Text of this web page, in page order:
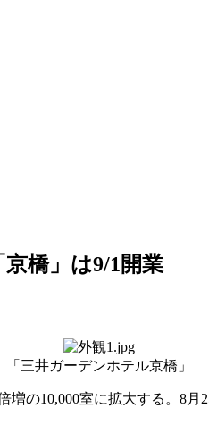
橋」は9/1開業
「三井ガーデンホテル京橋」
の10,000室に拡大する。8